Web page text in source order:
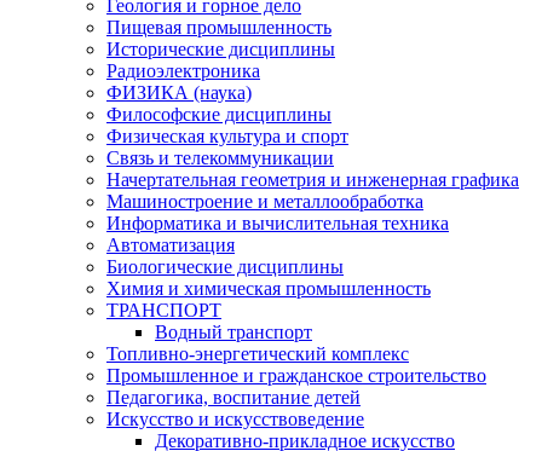
Геология и горное дело
Пищевая промышленность
Исторические дисциплины
Радиоэлектроника
ФИЗИКА (наука)
Философские дисциплины
Физическая культура и спорт
Связь и телекоммуникации
Начертательная геометрия и инженерная графика
Машиностроение и металлообработка
Информатика и вычислительная техника
Автоматизация
Биологические дисциплины
Химия и химическая промышленность
ТРАНСПОРТ
Водный транспорт
Топливно-энергетический комплекс
Промышленное и гражданское строительство
Педагогика, воспитание детей
Искусство и искусствоведение
Декоративно-прикладное искусство